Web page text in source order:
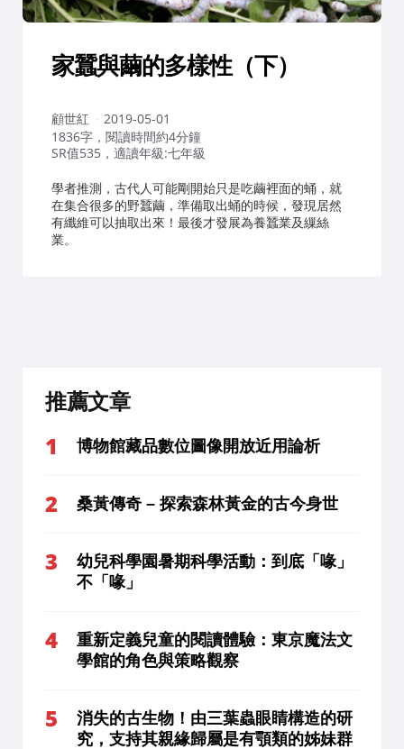
家蠶與繭的多樣性（下）
作
者：
顧世紅
2019-05-01
1836字，閱讀時間約4分鐘
SR值535，適讀年級:七年級
學者推測，古代人可能剛開始只是吃繭裡面的蛹，就
在集合很多的野蠶繭，準備取出蛹的時候，發現居然
有纖維可以抽取出來！最後才發展為養蠶業及繅絲
業。
推薦文章
博物館藏品數位圖像開放近用論析
桑黃傳奇 – 探索森林黃金的古今身世
幼兒科學園暑期科學活動：到底「喙」
不「喙」
重新定義兒童的閱讀體驗：東京魔法文
學館的角色與策略觀察
消失的古生物！由三葉蟲眼睛構造的研
究，支持其親緣歸屬是有顎類的姊妹群